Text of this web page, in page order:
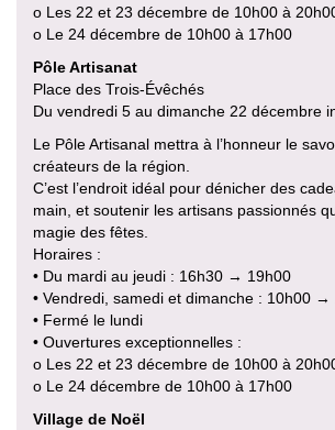
o Les 22 et 23 décembre de 10h00 à
o Le 24 décembre de 10h00 à 17h00
Pôle Artisanat
Place des Trois-Évêchés
Du vendredi 5 au dimanche 22 décembre
Le Pôle Artisanal mettra à l’honneur le
créateurs de la région.
C’est l’endroit idéal pour dénicher des
main, et soutenir les artisans passionnés
magie des fêtes.
Horaires :
• Du mardi au jeudi : 16h30 → 19h00
• Vendredi, samedi et dimanche : 10h00 →
• Fermé le lundi
• Ouvertures exceptionnelles :
o Les 22 et 23 décembre de 10h00 à
o Le 24 décembre de 10h00 à 17h00
Village de Noël